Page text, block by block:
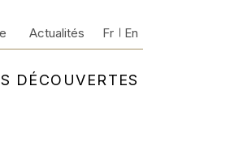
DÉCOUVERTES
Actualités Fr En